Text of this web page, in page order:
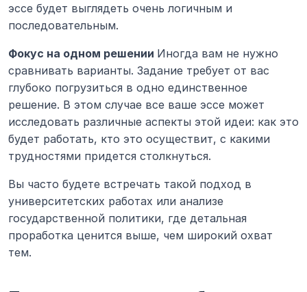
эссе будет выглядеть очень логичным и
последовательным.
Фокус на одном решении Иногда вам не нужно
сравнивать варианты. Задание требует от вас
глубоко погрузиться в одно единственное
решение. В этом случае все ваше эссе может
исследовать различные аспекты этой идеи: как это
будет работать, кто это осуществит, с какими
трудностями придется столкнуться.
Вы часто будете встречать такой подход в
университетских работах или анализе
государственной политики, где детальная
проработка ценится выше, чем широкий охват
тем.